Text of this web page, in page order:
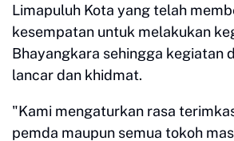
Limapuluh Kota yang telah
kesempatan untuk melakukan
Bhayangkara sehingga kegiatan
lancar dan khidmat.
"Kami mengaturkan rasa
pemda maupun semua tokoh